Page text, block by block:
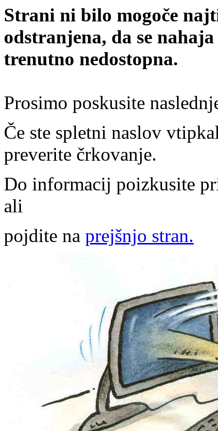
Strani ni bilo mogoče
odstranjena, da se
trenutno nedostopna.
Prosimo poskusite
Če ste spletni naslov
preverite črkovanje.
Do informacij poizkusite
ali
pojdite na prejšnjo stran.